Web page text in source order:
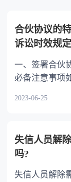
合伙协议的
诉讼时效规
一、签署合伙
必备注意事项
2023-06-25
失信人员解
吗?
失信人员解除